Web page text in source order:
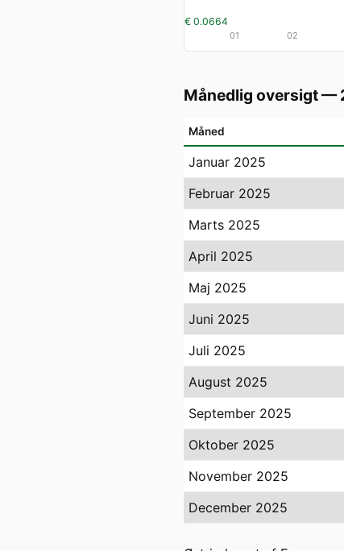
€ 0.0664
01 02
Månedlig oversigt —
Måned
Januar 2025
Februar 2025
Marts 2025
April 2025
Maj 2025
Juni 2025
Juli 2025
August 2025
September 2025
Oktober 2025
November 2025
December 2025